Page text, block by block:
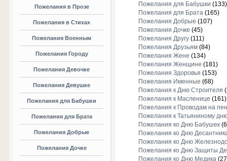
Пожелания в Прозе
Пожелания в Стихах
Пожелания Военным
Пожелания Городу
Пожелания Девочке
Пожелания Девушке
Пожелания для Бабушки
Пожелания для Брата
Пожелания Добрые
Пожелания Дочке
Пожелания для Бабушки (133)
Пожелания для Брата (165)
Пожелания Добрые (107)
Пожелания Дочке (45)
Пожелания Другу (111)
Пожелания Друзьям (84)
Пожелания Жене (134)
Пожелания Женщине (181)
Пожелания Здоровья (153)
Пожелания Именные (68)
Пожелания к Дню Строителя
Пожелания к Масленице (161)
Пожелания к Проводам на
Пожелания к Татьяниному
Пожелания ко Дню Бабушек
Пожелания ко Дню
Пожелания ко Дню
Пожелания ко Дню Защиты
Пожелания ко Дню Медика